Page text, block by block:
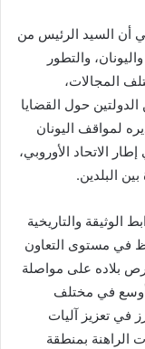
أن السيد الرئيس من
والتطور
المجالات،
حول القضايا
لمواقف اليونان
الاتحاد الأوروبي،
البلدين.
الوثيقة والتاريخية
في مستوى التعاون
بلاده على مواصلة
أوسع في مختلف
في تعزيز آليات
الراهنة بمنطقة